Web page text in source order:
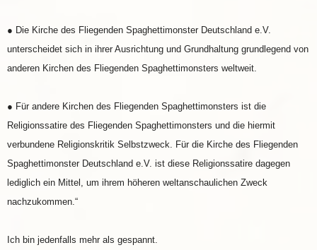
● Die Kirche des Fliegenden Spaghettimonster Deutschland e.V.
unterscheidet sich in ihrer Ausrichtung und Grundhaltung grundlegend von
anderen Kirchen des Fliegenden Spaghettimonsters weltweit.
● Für andere Kirchen des Fliegenden Spaghettimonsters ist die
Religionssatire des Fliegenden Spaghettimonsters und die hiermit
verbundene Religionskritik Selbstzweck. Für die Kirche des Fliegenden
Spaghettimonster Deutschland e.V. ist diese Religionssatire dagegen
lediglich ein Mittel, um ihrem höheren weltanschaulichen Zweck
nachzukommen.“
Ich bin jedenfalls mehr als gespannt.